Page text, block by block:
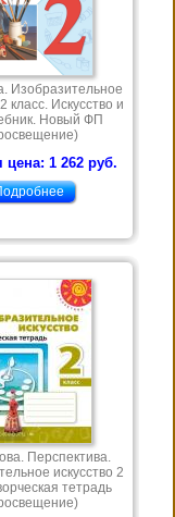
Изобразительное
класс. Искусство и
Новый ФП
цена: 1 262 руб.
Перспектива.
искусство 2
тетрадь